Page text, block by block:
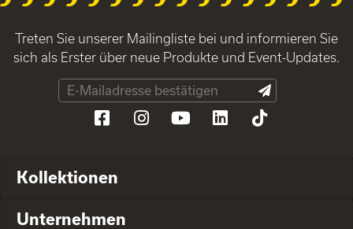
Treten Sie unserer Mailingliste bei und informieren Sie
sich als Erster über neue Produkte und Event-Updates.
Kollektionen
Unternehmen